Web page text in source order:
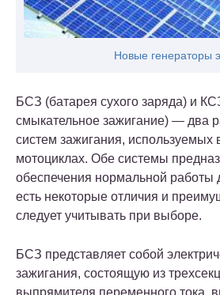
Новые генераторы
БСЗ (батарея сухого заряда) и
смыкательное зажигание) — два
систем зажигания, используемых
мотоциклах. Обе системы
обеспечения нормальной работы
есть некоторые отличия и
следует учитывать при выборе.
БСЗ представляет собой
зажигания, состоящую из